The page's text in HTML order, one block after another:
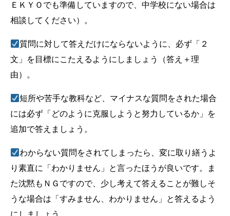
ＥＫＹＯでも準備していますので、中学校にない場合は
相談してください）。
質問に対して答えだけにならないように、必ず「２
文」を目標にこたえるようにしましょう（答え＋理
由）。
短所や苦手な教科など、マイナスな質問をされた場合
には必ず「どのように克服しようと努力しているか」を
追加で答えましょう。
わからない質問をされてしまったら、変に取り繕うよ
り素直に「わかりません」と言ったほうが良いです。ま
た沈黙もＮＧですので、少し考えて答えることが難しそ
うな場合は「すみません、わかりません」と答えるよう